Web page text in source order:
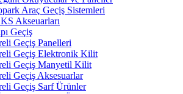
Araç Geçiş Sistemleri
Akseuarları
Geçiş
Geçiş Panelleri
Geçiş Elektronik Kilit
Geçiş Manyetil Kilit
Geçiş Aksesuarlar
Geçiş Sarf Ürünler